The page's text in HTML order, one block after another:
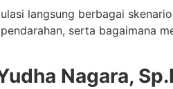
langsung berbagai
serta bagaimana
Nagara,